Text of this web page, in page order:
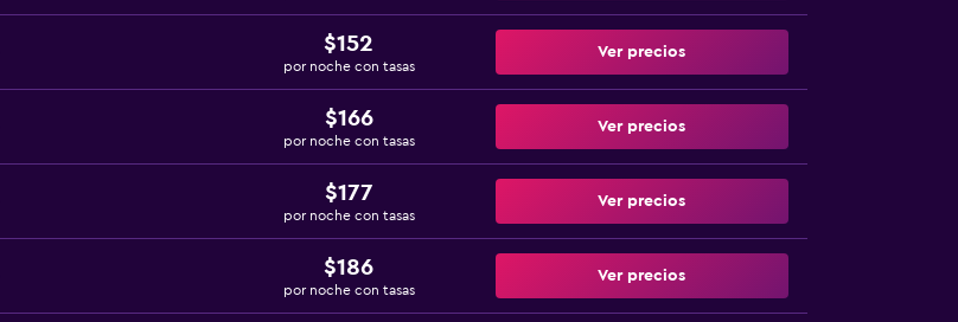
$152
por noche con tasas
Ver precios
$166
por noche con tasas
Ver precios
$177
por noche con tasas
Ver precios
$186
por noche con tasas
Ver precios